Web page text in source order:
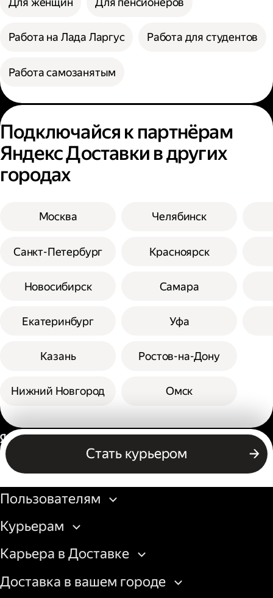
Работа на Лада Ларгус Работа для студентов
Работа самозанятым
Подключайся к партнёрам
Яндекс Доставки в других
городах
Москва
Санкт-Петербург
Новосибирск
Екатеринбург
Казань
Нижний Новгород
Челябинск
Красноярск
Самара
Уфа
Ростов-на-Дону
Омск
Стать курьером
Россия
Бизнесу
Пользователям
Курьерам
Карьера в Доставке
Доставка в вашем городе